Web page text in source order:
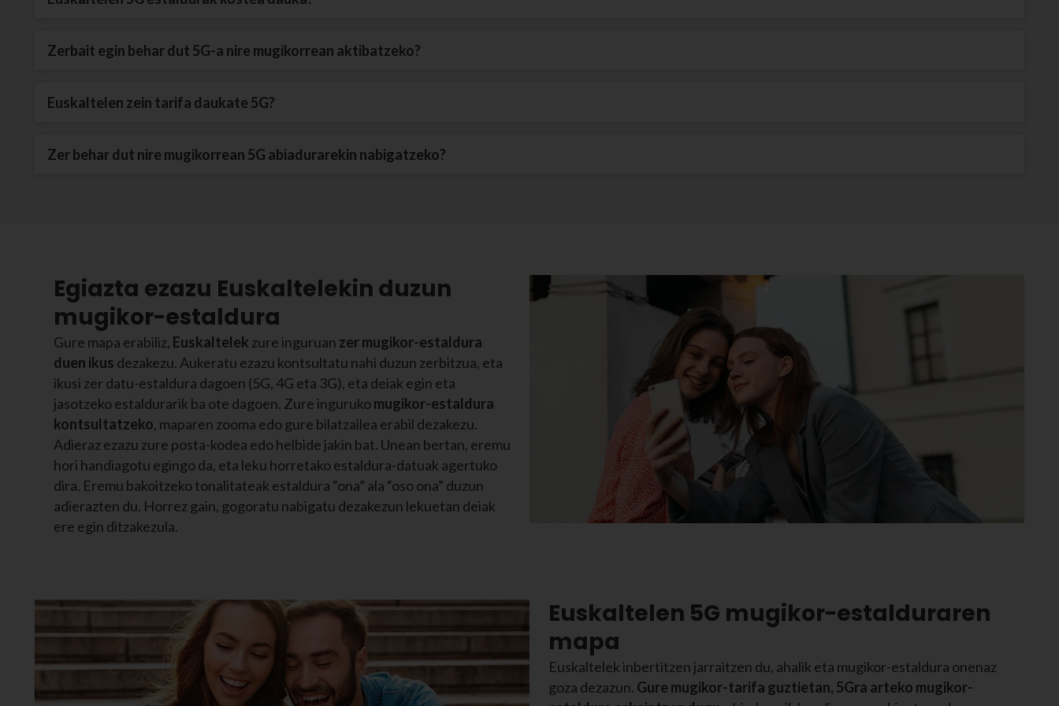
Zerbait egin behar dut 5G-a nire mugikorrean aktibatzeko?
Euskaltelen zein tarifa daukate 5G?
Zer behar dut nire mugikorrean 5G abiadurarekin nabigatzeko?
Egiazta ezazu Euskaltelekin duzun
mugikor-estaldura
Gure mapa erabiliz, Euskaltelek zure inguruan zer mugikor-estaldura
duen ikus dezakezu. Aukeratu ezazu kontsultatu nahi duzun zerbitzua, eta
ikusi zer datu-estaldura dagoen (5G, 4G eta 3G), eta deiak egin eta
jasotzeko estaldurarik ba ote dagoen. Zure ingurukomugikor-estaldura
kontsultatzeko, maparen zooma edo gure bilatzailea erabil dezakezu.
Adieraz ezazu zure posta-kodea edo helbide jakin bat. Unean bertan, eremu
hori handiagotu egingo da, eta leku horretako estaldura-datuak agertuko
dira. Eremu bakoitzeko tonalitateak estaldura “ona” ala “oso ona” duzun
adierazten du. Horrez gain, gogoratu nabigatu dezakezun lekuetan deiak
ere egin ditzakezula.
Euskaltelen 5G mugikor-estalduraren
mapa
Euskaltelek inbertitzen jarraitzen du, ahalik eta mugikor-estaldura onenaz
goza dezazun. Gure mugikor-tarifa guztietan, 5Gra arteko mugikor-